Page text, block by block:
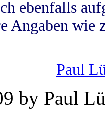
ebenfalls
Angaben wie
Paul
by Paul